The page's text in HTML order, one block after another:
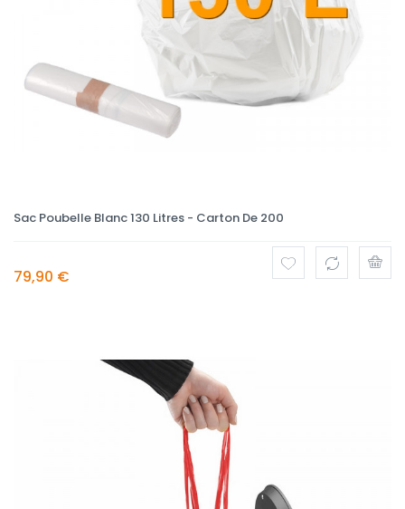
Sac Poubelle Blanc 130 Litres - Carton De 200
79,90 €